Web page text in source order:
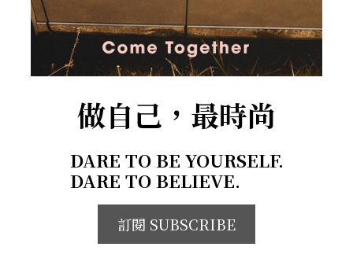
做自己，最時尚
DARE TO BE YOURSELF.
DARE TO BELIEVE.
訂閱 SUBSCRIBE